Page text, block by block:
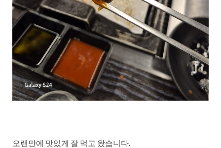
오랜만에 맛있게 잘 먹고 왔습니다.